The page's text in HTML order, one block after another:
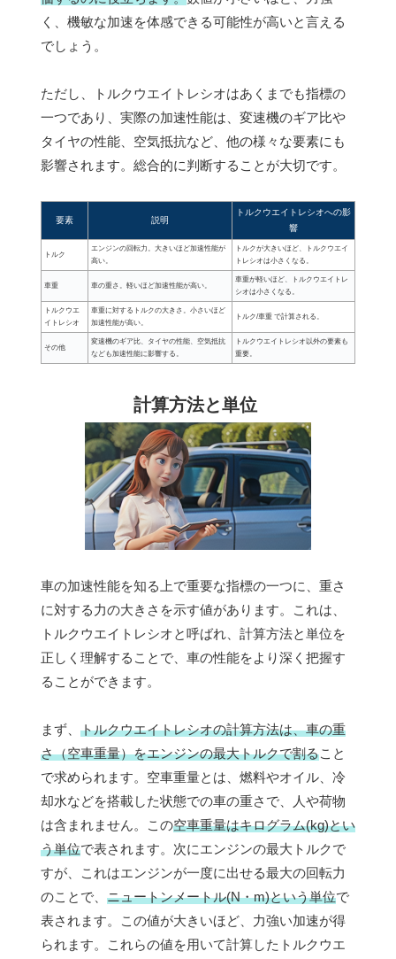
く、機敏な加速を体感できる可能性が高いと言える
でしょう。
ただし、トルクウエイトレシオはあくまでも指標の
一つであり、実際の加速性能は、変速機のギア比や
タイヤの性能、空気抵抗など、他の様々な要素にも
影響されます。総合的に判断することが大切です。
要素 説明
トルクウエイトレシオへの影
響
トルク
エンジンの回転力。大きいほど加速性能が
高い。
トルクが大きいほど、トルクウエイ
トレシオは小さくなる。
車重 車の重さ。軽いほど加速性能が高い。
車重が軽いほど、トルクウエイトレ
シオは小さくなる。
トルクウエ
イトレシオ
車重に対するトルクの大きさ。小さいほど
加速性能が高い。
トルク/車重 で計算される。
その他
変速機のギア比、タイヤの性能、空気抵抗
なども加速性能に影響する。
トルクウエイトレシオ以外の要素も
重要。
計算方法と単位
車の加速性能を知る上で重要な指標の一つに、重さ
に対する力の大きさを示す値があります。これは、
トルクウエイトレシオと呼ばれ、計算方法と単位を
正しく理解することで、車の性能をより深く把握す
ることができます。
まず、 トルクウエイトレシオの計算方法は、車の重
さ（空車重量）をエンジンの最大トルクで割ること
で求められます。空車重量とは、燃料やオイル、冷
却水などを搭載した状態での車の重さで、人や荷物
は含まれません。この空車重量はキログラム(kg)とい
う単位で表されます。次にエンジンの最大トルクで
すが、これはエンジンが一度に出せる最大の回転力
のことで、 ニュートンメートル(N・m)という単位で
表されます。この値が大きいほど、力強い加速が得
られます。これらの値を用いて計算したトルクウエ